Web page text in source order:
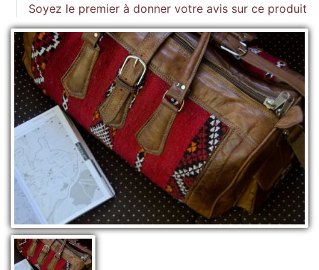
Soyez le premier à donner votre avis sur ce produit